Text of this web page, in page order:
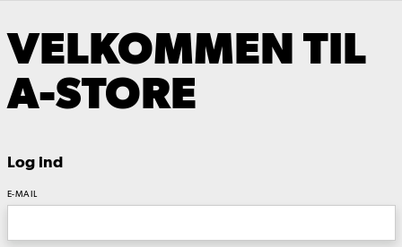
VELKOMMEN TIL
A-STORE
Log ind
E-MAIL